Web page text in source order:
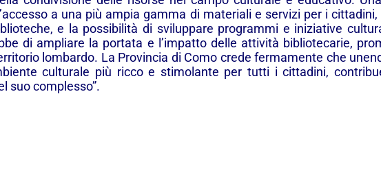
a una più ampia gamma di materiali e servizi per i
e la possibilità di sviluppare programmi e iniziative
di ampliare la portata e l’impatto delle attività bibliotecarie,
lombardo. La Provincia di Como crede fermamente che
culturale più ricco e stimolante per tutti i cittadini,
suo complesso”.